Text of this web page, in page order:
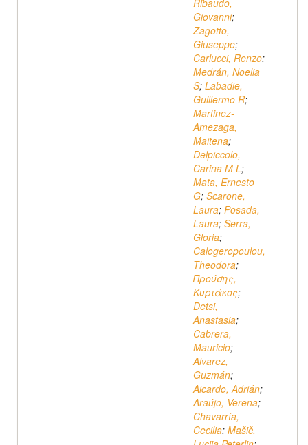
Ribaudo,
Giovanni;
Zagotto,
Giuseppe;
Carlucci, Renzo;
Medrán, Noelia
S; Labadie,
Guillermo R;
Martinez-
Amezaga,
Maitena;
Delpiccolo,
Carina M L;
Mata, Ernesto
G; Scarone,
Laura; Posada,
Laura; Serra,
Gloria;
Calogeropoulou,
Theodora;
Προύσης,
Κυριάκος;
Detsi,
Anastasia;
Cabrera,
Mauricio;
Alvarez,
Guzmán;
Aicardo, Adrián;
Araújo, Verena;
Chavarría,
Cecilia; Mašič,